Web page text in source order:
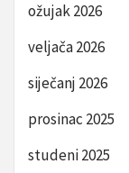
ožujak 2026
veljača 2026
siječanj 2026
prosinac 2025
studeni 2025